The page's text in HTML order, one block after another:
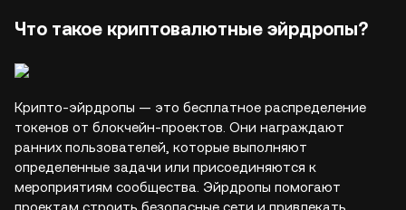
Что такое криптовалютные эйрдропы?
Крипто-эйрдропы — это бесплатное распределение
токенов от блокчейн-проектов. Они награждают
ранних пользователей, которые выполняют
определенные задачи или присоединяются к
мероприятиям сообщества. Эйрдропы помогают
проектам строить безопасные сети и привлекать